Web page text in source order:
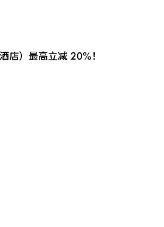
店）最高立减 20%！